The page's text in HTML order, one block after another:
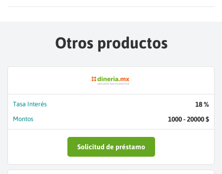
Otros productos
Tasa Interés 18 %
Montos 1000 - 20000 $
Solicitud de préstamo